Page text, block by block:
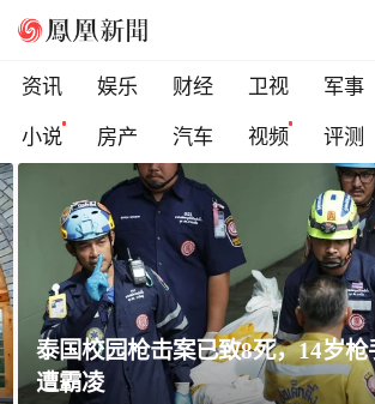
资讯 娱乐 财经 卫视 军事
小说
房产 汽车 视频 评测
泰国校园枪击案已致8死，14岁
遭霸凌